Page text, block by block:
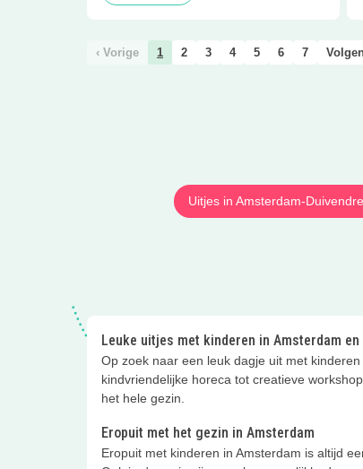
‹ Vorige 1 2 3 4 5 6 7
Uitjes in Amsterdam-
Leuke uitjes met kinderen in Amsterdam
Op zoek naar een leuk dagje uit met
kindvriendelijke horeca tot creatieve
het hele gezin.
Eropuit met het gezin in Amsterdam
Eropuit met kinderen in Amsterdam is altijd